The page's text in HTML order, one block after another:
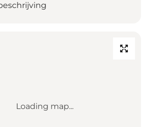
Loading map...